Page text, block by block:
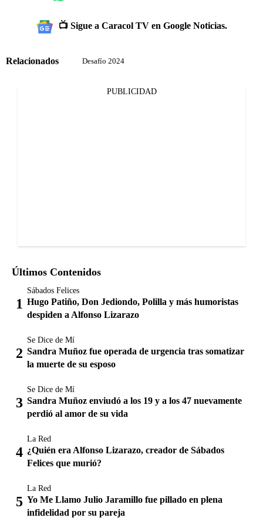
📺 Sigue a Caracol TV en Google Noticias.
Relacionados Desafío 2024
PUBLICIDAD
Últimos Contenidos
Sábados Felices
Hugo Patiño, Don Jediondo, Polilla y más humoristas
despiden a Alfonso Lizarazo
Se Dice de Mí
Sandra Muñoz fue operada de urgencia tras somatizar
la muerte de su esposo
Se Dice de Mí
Sandra Muñoz enviudó a los 19 y a los 47 nuevamente
perdió al amor de su vida
La Red
¿Quién era Alfonso Lizarazo, creador de Sábados
Felices que murió?
La Red
Yo Me Llamo Julio Jaramillo fue pillado en plena
infidelidad por su pareja